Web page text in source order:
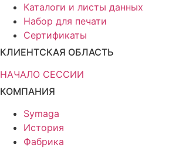
Каталоги и листы данных
Набор для печати
Сертификаты
КЛИЕНТСКАЯ ОБЛАСТЬ
НАЧАЛО СЕССИИ
КОМПАНИЯ
Symaga
История
Фабрика